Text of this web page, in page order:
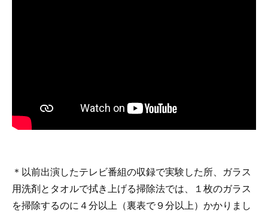
＊以前出演したテレビ番組の収録で実験した所、ガラス
用洗剤とタオルで拭き上げる掃除法では、１枚のガラス
を掃除するのに４分以上（裏表で９分以上）かかりまし